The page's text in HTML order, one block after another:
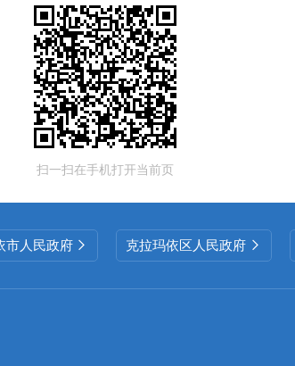
扫一扫在手机打开当前页
市人民政府  克拉玛依区人民政府 